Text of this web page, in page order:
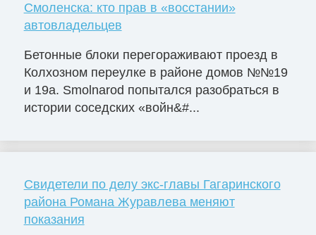
Смоленска: кто прав в «восстании»
автовладельцев
Бетонные блоки перегораживают проезд в
Колхозном переулке в районе домов №№19
и 19а. Smolnarod попытался разобраться в
истории соседских «войн&#...
Свидетели по делу экс-главы Гагаринского
района Романа Журавлева меняют
показания